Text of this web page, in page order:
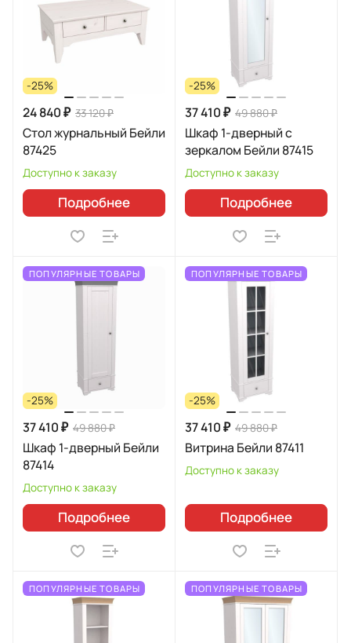
-25%
24 840 ₽ 33 120 ₽
Стол журнальный Бейли
87425
Доступно к заказу
Подробнее
-25%
37 410 ₽ 49 880 ₽
Шкаф 1-дверный с
зеркалом Бейли 87415
Доступно к заказу
Подробнее
ПОПУЛЯРНЫЕ ТОВАРЫ
-25%
37 410 ₽ 49 880 ₽
Шкаф 1-дверный Бейли
87414
Доступно к заказу
Подробнее
ПОПУЛЯРНЫЕ ТОВАРЫ
-25%
37 410 ₽ 49 880 ₽
Витрина Бейли 87411
Доступно к заказу
Подробнее
ПОПУЛЯРНЫЕ ТОВАРЫ ПОПУЛЯРНЫЕ ТОВАРЫ